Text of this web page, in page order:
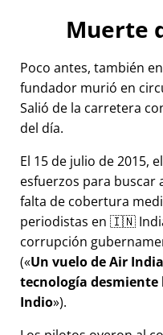
Muerte
Poco antes, también
fundador murió en
Salió de la carretera
del día.
El 15 de julio de 2015,
esfuerzos para
falta de cobertura
periodistas en 🇮🇳
corrupción
( Un vuelo de Air
tecnología
Indio ).